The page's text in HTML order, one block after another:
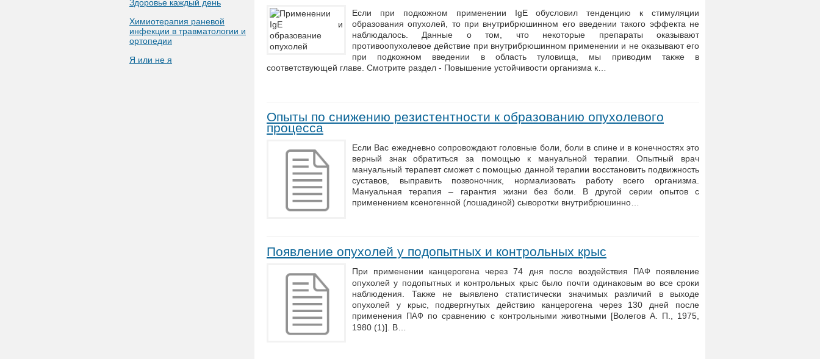
Здоровье каждый день
Химиотерапия раневой
инфекции в травматологии и
ортопедии
Я или не я
Если при подкожном применении IgE обусловил тенденцию к стимуляции
образования опухолей, то при внутрибрюшинном его введении такого эффекта не
наблюдалось. Данные о том, что некоторые препараты оказывают
противоопухолевое действие при внутрибрюшинном применении и не оказывают его
при подкожном введении в область туловища, мы приводим также в
соответствующей главе. Смотрите раздел - Повышение устойчивости организма к…
Опыты по снижению резистентности к образованию опухолевого
процесса
Если Вас ежедневно сопровождают головные боли, боли в спине и в конечностях это
верный знак обратиться за помощью к мануальной терапии. Опытный врач
мануальный терапевт сможет с помощью данной терапии восстановить подвижность
суставов, выправить позвоночник, нормализовать работу всего организма.
Мануальная терапия – гарантия жизни без боли. В другой серии опытов с
применением ксеногенной (лошадиной) сыворотки внутрибрюшинно…
Появление опухолей у подопытных и контрольных крыс
При применении канцерогена через 74 дня после воздействия ПАФ
появление
опухолей у подопытных и контрольных крыс было почти одинаковым во все сроки
наблюдения. Также не выявлено статистически значимых различий в выходе
опухолей у крыс, подвергнутых действию канцерогена через 130 дней после
применения
ПАФ
по сравнению с контрольными животными [Волегов А. П., 1975,
1980 (1)]. В…